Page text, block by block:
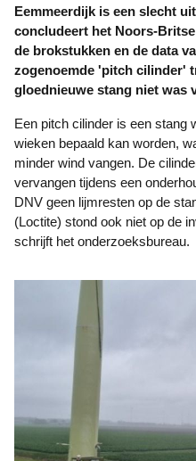
Eemmeerdijk is een slecht
concludeert het Noors-
de brokstukken en de data
zogenoemde 'pitch cilinder'
gloednieuwe stang niet was
Een pitch cilinder is een stang waarmee de stand van de
wieken bepaald kan worden,
minder wind vangen. De
vervangen tijdens een
DNV geen lijmresten op de
(Loctite) stond ook niet op de
schrijft het onderzoeksbureau.